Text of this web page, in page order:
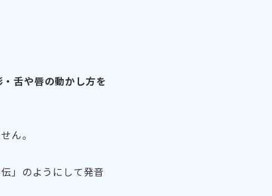
舌や唇の動かし方を
ん。
」のようにして発音